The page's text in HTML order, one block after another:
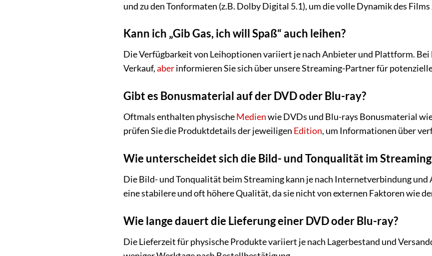
und zu den Tonformaten (z.B. Dolby Digital 5.1), um die volle Dynamik des Films
Kann ich „Gib Gas, ich will Spaß“ auch leihen?
Die Verfügbarkeit von Leihoptionen variiert je nach Anbieter und Plattform.
Verkauf,aberinformieren Sie sich über unsere Streaming-Partner für
Gibt es Bonusmaterial auf der DVD oder Blu-ray?
Oftmals enthalten physischeMedienwie DVDs und Blu-rays Bonusmaterial
prüfen Sie die Produktdetails der jeweiligen Edition, um Informationen über
Wie unterscheidet sich die Bild- und Tonqualität im
Die Bild- und Tonqualität beim Streaming kann je nach Internetverbindung
eine stabilere und oft höhere Qualität, da sie nicht von externen Faktoren wie
Wie lange dauert die Lieferung einer DVD oder Blu-ray?
Die Lieferzeit für physische Produkte variiert je nach Lagerbestand und